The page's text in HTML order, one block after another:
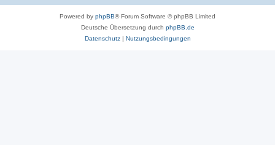
Powered by phpBB® Forum Software © phpBB Limited
Deutsche Übersetzung durch phpBB.de
Datenschutz| Nutzungsbedingungen